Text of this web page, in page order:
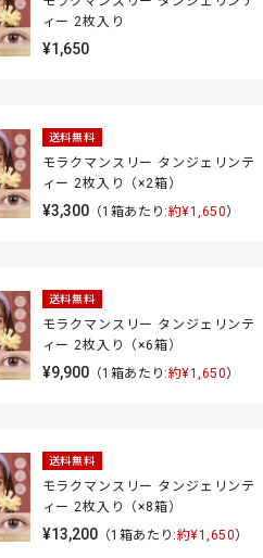
ィー 2枚入り
¥1,650
送料無料
モラクマンスリー タンジェリンテ
ィー 2枚入り（×2箱）
¥3,300（1箱あたり:約¥1,650）
送料無料
モラクマンスリー タンジェリンテ
ィー 2枚入り（×6箱）
¥9,900（1箱あたり:約¥1,650）
送料無料
モラクマンスリー タンジェリンテ
ィー 2枚入り（×8箱）
¥13,200（1箱あたり:約¥1,650）